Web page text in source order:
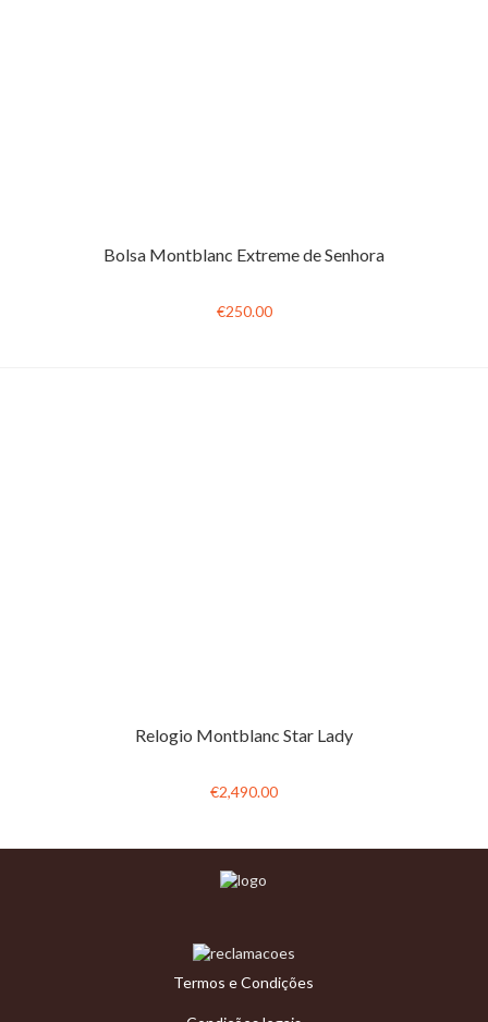
Bolsa Montblanc Extreme de Senhora
€250.00
Relogio Montblanc Star Lady
€2,490.00
Termos e Condições